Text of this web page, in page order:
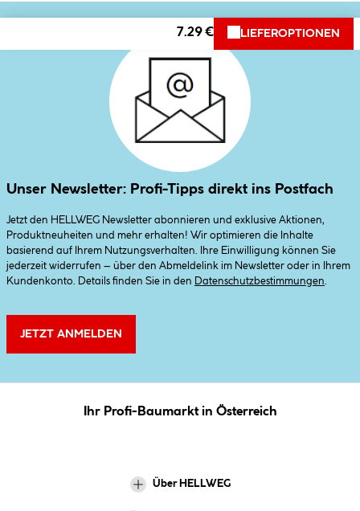
7.29 € LIEFEROPTIONEN
Unser Newsletter: Profi-Tipps direkt ins Postfach
Jetzt den HELLWEG Newsletter abonnieren und exklusive Aktionen,
Produktneuheiten und mehr erhalten! Wir optimieren die Inhalte
basierend auf Ihrem Nutzungsverhalten. Ihre Einwilligung können Sie
jederzeit widerrufen – über den Abmeldelink im Newsletter oder in Ihrem
Kundenkonto. Details finden Sie in den
Datenschutzbestimmungen
JETZT ANMELDEN
Ihr Profi-Baumarkt in Österreich
Über HELLWEG